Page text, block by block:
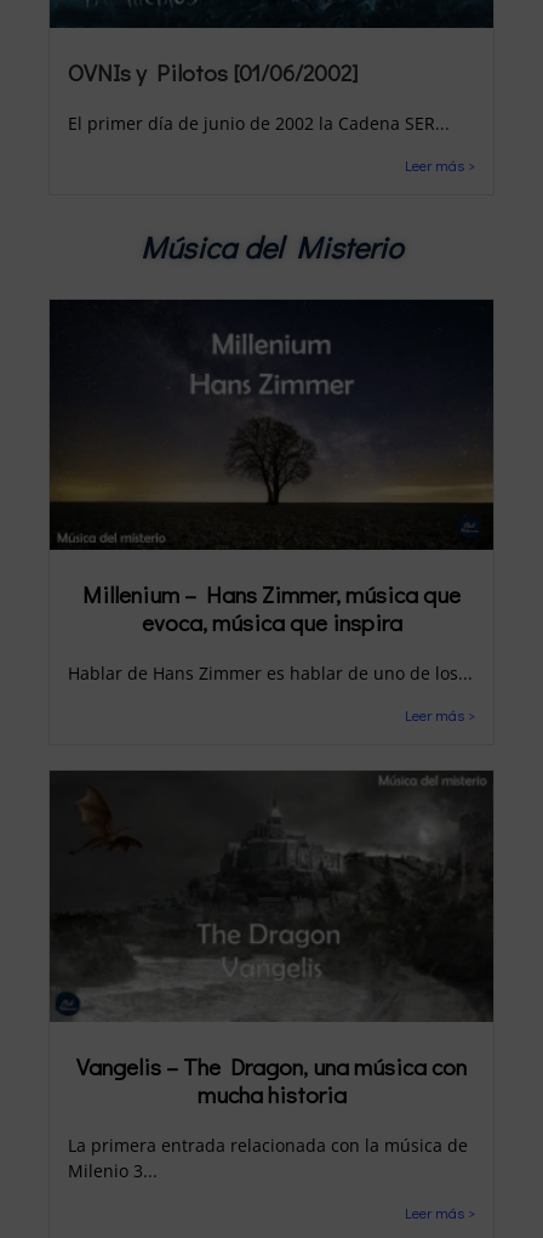
OVNIs y Pilotos [01/06/2002]
El primer día de junio de 2002 la Cadena SER...
Leer más >
Música del Misterio
Millenium – Hans Zimmer, música que
evoca, música que inspira
Hablar de Hans Zimmer es hablar de uno de los...
Leer más >
Vangelis – The Dragon, una música con
mucha historia
La primera entrada relacionada con la música de
Milenio 3...
Leer más >